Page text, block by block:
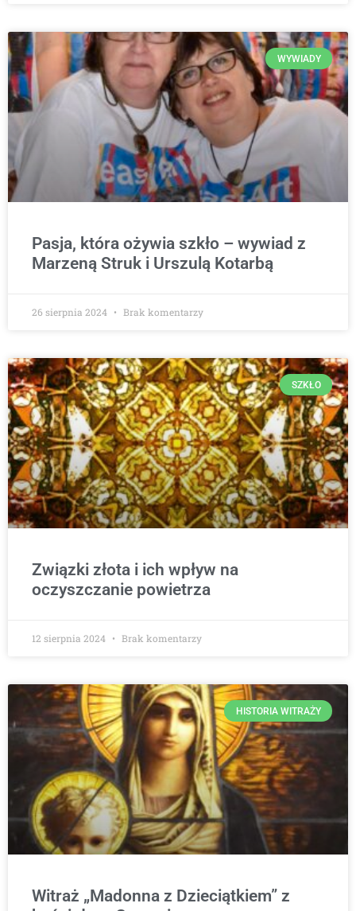
WYWIADY
Pasja, która ożywia szkło – wywiad z
Marzeną Struk i Urszulą Kotarbą
26 sierpnia 2024 Brak komentarzy
SZKŁO
Związki złota i ich wpływ na
oczyszczanie powietrza
12 sierpnia 2024 Brak komentarzy
HISTORIA WITRAŻY
Witraż „Madonna z Dzieciątkiem” z